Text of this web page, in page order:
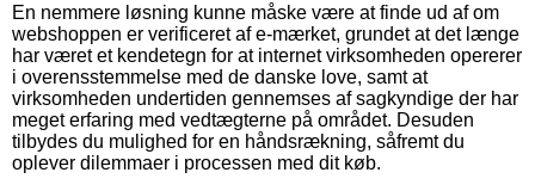
En nemmere løsning kunne måske være at finde ud af om
webshoppen er verificeret af e-mærket, grundet at det længe
har været et kendetegn for at internet virksomheden opererer
i overensstemmelse med de danske love, samt at
virksomheden undertiden gennemses af sagkyndige der har
meget erfaring med vedtægterne på området. Desuden
tilbydes du mulighed for en håndsrækning, såfremt du
oplever dilemmaer i processen med dit køb.